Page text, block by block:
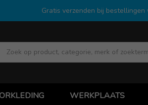
Gratis verzenden bij bestellingen
Zoek
WERKPLAATS